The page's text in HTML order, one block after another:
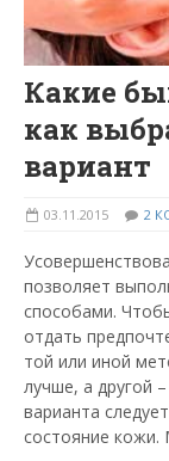
Какие
как
вариант
03.11.2015 2
позволяет
способами.
отдать
той или иной
лучше, а другой
варианта
состояние кожи.